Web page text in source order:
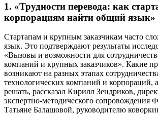
1. «Трудности перевода: как
корпорациям найти общий язык»
Стартапам и крупным заказчикам часто
язык. Это подтверждают результаты
«Вызовы и возможности для
компаний и крупных заказчиков». Какие
возникают на разных этапах
технологических компаний и корпораций,
решать, рассказал Кирилл Зендриков,
экспертно-методического
Татьяне Балашовой, руководителю